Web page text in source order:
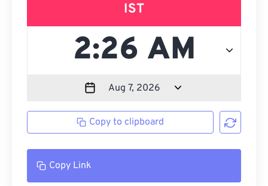
IST
Copy to clipboard
Copy Link